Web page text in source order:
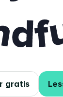
gratis